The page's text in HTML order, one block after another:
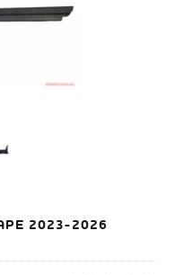
2023-2026